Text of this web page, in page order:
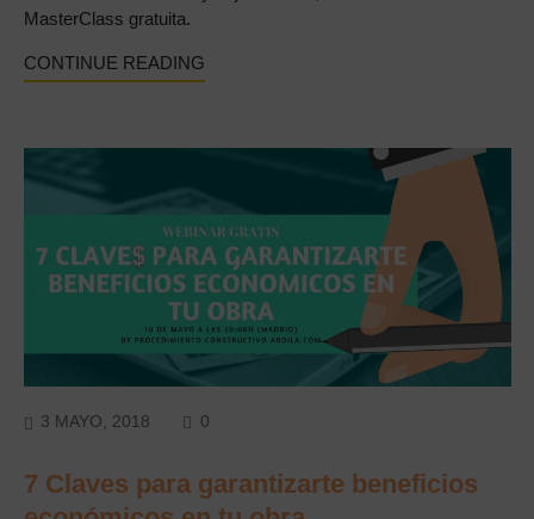
MasterClass gratuita.
CONTINUE READING
3 MAYO, 2018 0
7 Claves para garantizarte beneficios